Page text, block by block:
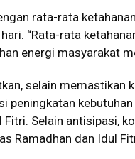
rata-rata
“Rata-rata
energi masyarakat
selain memastikan
peningkatan
Fitri. Selain antisipasi,
Ramadhan dan Idul